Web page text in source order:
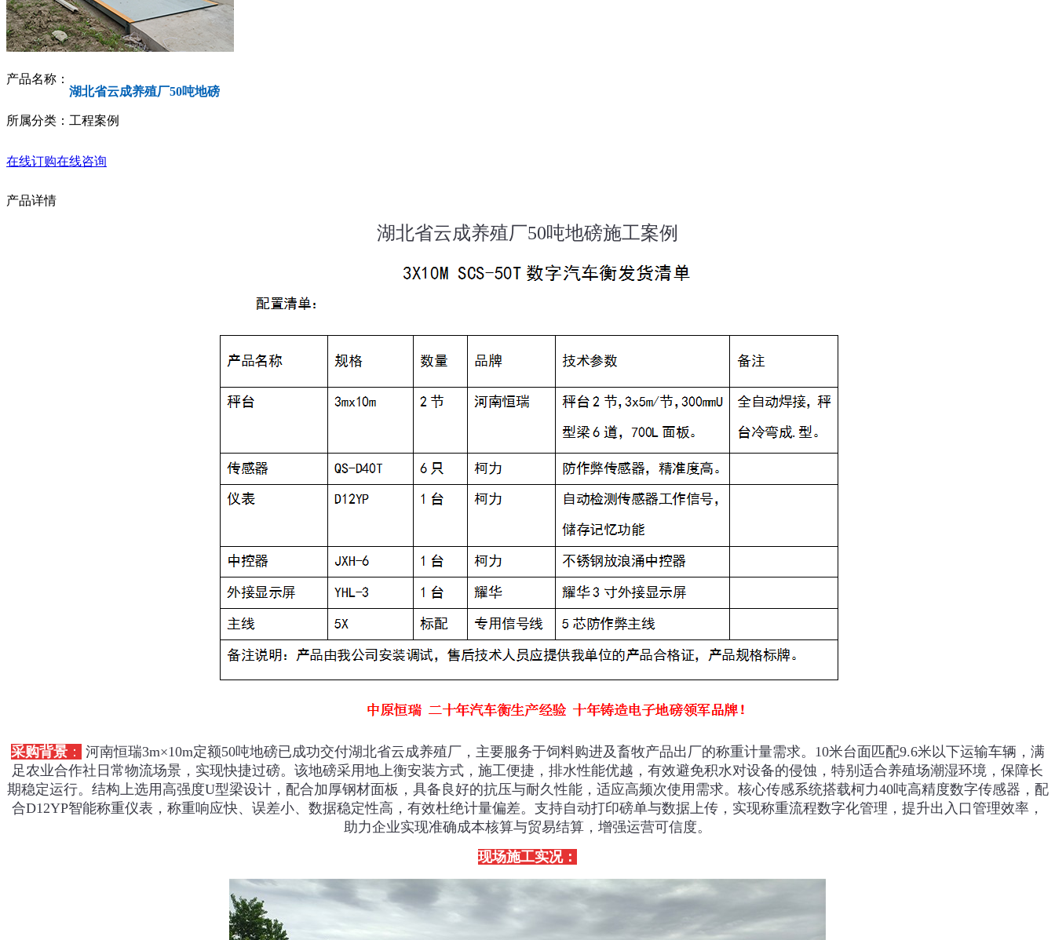
产品名称：
湖北省云成养殖厂50吨地磅
所属分类：工程案例
在线订购在线咨询
产品详情
湖北省云成养殖厂50吨地磅施工案例
采购背景： 河南恒瑞3m×10m定额50吨地磅‌已成功交付湖北省云成养殖厂，主要服务于饲料购进及畜牧产品出厂的称重计量需求。10米台面匹配‌9.6米以下运输车辆‌，满
足农业合作社日常物流场景，实现快捷过磅。该地磅采用‌地上衡安装方式‌，施工便捷，排水性能优越，有效避免积水对设备的侵蚀，特别适合养殖场潮湿环境，保障长
期稳定运行。结构上选用高强度‌U型梁设计‌，配合加厚钢材面板，具备良好的抗压与耐久性能，适应高频次使用需求。 核心传感系统搭载‌柯力40吨高精度数字传感器 ‌，配
合‌D12YP智能称重仪表 ，称重响应快、误差小、数据稳定性高，有效杜绝计量偏差。支持自动打印磅单与数据上传，实现称重流程数字化管理，提升出入口管理效率，
助力企业实现‌准确成本核算与贸易结算 ‌，增强运营可信度。
现场施工实况：